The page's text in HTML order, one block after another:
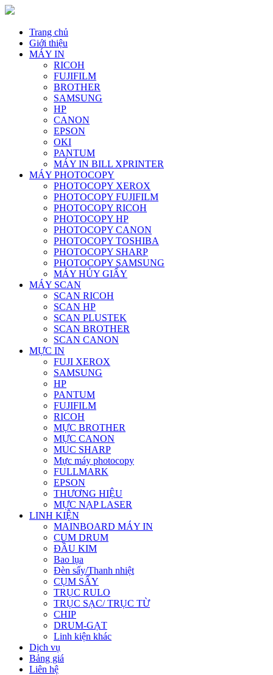
Trang chủ
Giới thiệu
MÁY IN
RICOH
FUJIFILM
BROTHER
SAMSUNG
HP
CANON
EPSON
OKI
PANTUM
MÁY IN BILL XPRINTER
MÁY PHOTOCOPY
PHOTOCOPY XEROX
PHOTOCOPY FUJIFILM
PHOTOCOPY RICOH
PHOTOCOPY HP
PHOTOCOPY CANON
PHOTOCOPY TOSHIBA
PHOTOCOPY SHARP
PHOTOCOPY SAMSUNG
MÁY HỦY GIẤY
MÁY SCAN
SCAN RICOH
SCAN HP
SCAN PLUSTEK
SCAN BROTHER
SCAN CANON
MỰC IN
FUJI XEROX
SAMSUNG
HP
PANTUM
FUJIFILM
RICOH
MỰC BROTHER
MỰC CANON
MUC SHARP
Mực máy photocopy
FULLMARK
EPSON
THƯƠNG HIỆU
MỰC NẠP LASER
LINH KIỆN
MAINBOARD MÁY IN
CUM DRUM
ĐẦU KIM
Bao lụa
Đèn sấy/Thanh nhiệt
CỤM SẤY
TRỤC RULO
TRỤC SẠC/ TRỤC TỪ
CHIP
DRUM-GẠT
Linh kiện khác
Dịch vụ
Bảng giá
Liên hệ